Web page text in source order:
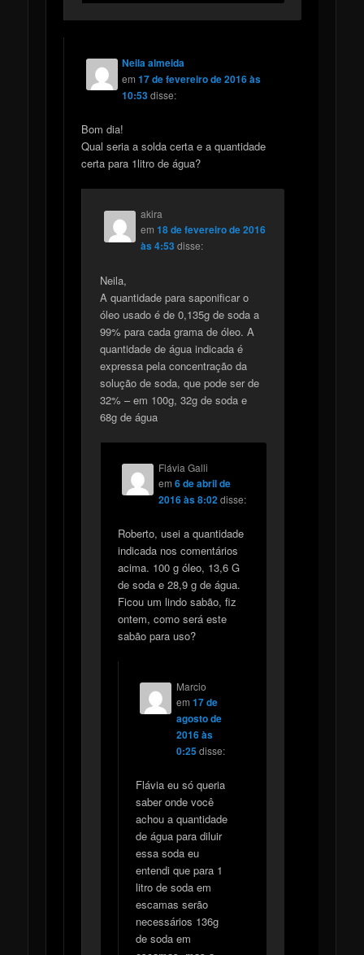
Neila almeida
em17 de fevereiro de 2016 às
10:53 disse:
Bom dia!
Qual seria a solda certa e a quantidade
certa para 1litro de água?
akira
em 18 de fevereiro de 2016
às 4:53 disse:
Neila,
A quantidade para saponificar o
óleo usado é de 0,135g de soda a
99% para cada grama de óleo. A
quantidade de água indicada é
expressa pela concentração da
solução de soda, que pode ser de
32% – em 100g, 32g de soda e
68g de água
Flávia Galli
em 6 de abril de
2016 às 8:02disse:
Roberto, usei a quantidade
indicada nos comentários
acima. 100 g óleo, 13,6 G
de soda e 28,9 g de água.
Ficou um lindo sabão, fiz
ontem, como será este
sabão para uso?
Marcio
em 17 de
agosto de
2016 às
0:25disse:
Flávia eu só queria
saber onde você
achou a quantidade
de água para diluir
essa soda eu
entendi que para 1
litro de soda em
escamas serão
necessários 136g
de soda em